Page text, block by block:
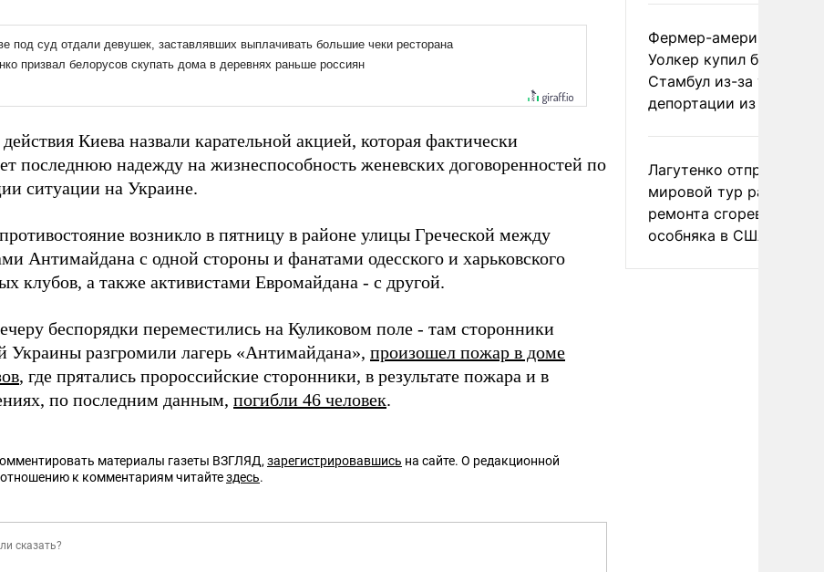
Киева назвали карательной акцией, которая фактически
последнюю надежду на жизнеспособность женевских договоренностей по
ситуации на Украине.
возникло в пятницу в районе улицы Греческой между
Антимайдана с одной стороны и фанатами одесского и харьковского
клубов, а также активистами Евромайдана - с другой.
беспорядки переместились на Куликовом поле - там сторонники
Украины разгромили лагерь «Антимайдана», произошел пожар в доме
, где прятались пророссийские сторонники, в результате пожара и в
по последним данным, погибли 46 человек.
материалы газеты ВЗГЛЯД, зарегистрировавшись на сайте. О редакционной
к комментариям читайтездесь.
Фермер-американец
Уолкер купил билет в
Стамбул из-за угрозы
депортации из России
Лагутенко отправился в
мировой тур ради
ремонта сгоревшего
особняка в США